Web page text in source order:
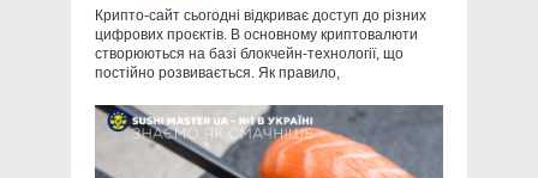
Крипто-сайт сьогодні відкриває доступ до різних
цифрових проєктів. В основному криптовалюти
створюються на базі блокчейн-технології, що
постійно розвивається. Як правило,